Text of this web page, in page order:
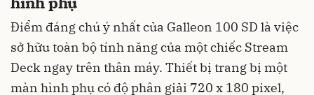
Điểm đáng chú ý nhất của Galleon 100 SD là việc
sở hữu toàn bộ tính năng của một chiếc Stream
Deck ngay trên thân máy. Thiết bị trang bị một
màn hình phụ có độ phân giải 720 x 180 pixel,